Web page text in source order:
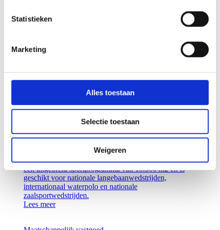
Statistieken
Marketing
Alles toestaan
Selectie toestaan
Weigeren
Maatschappelijk vastgoed
14.000 inwoners van wijk de Ruwaard en de bewoners
Maatschappelijk vastgoed
SPORTCOMPLEX AMERENA AMERSFOORT
Het nieuwe sportcomplex Amerena Amersfoort biedt
een uitgebreid sportprogramma van 10.500 m2 en is
geschikt voor nationale langebaanwedstrijden,
internationaal waterpolo en nationale
zaalsportwedstrijden.
Lees meer